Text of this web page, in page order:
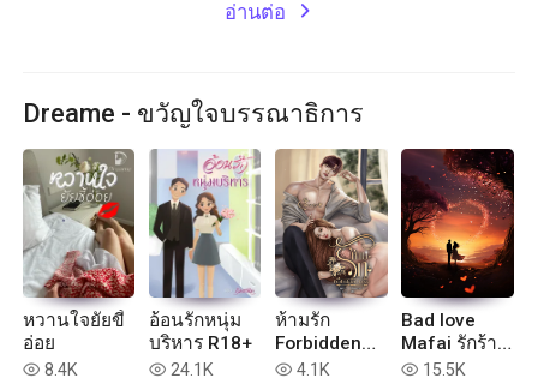
อ่านต่อ expand_more
Dreame - ขวัญใจบรรณาธิการ
หวานใจยัยขี้
อ่อย
read 8.4K
อ้อนรักหนุ่ม
บริหาร R18+
read 24.1K
ห้ามรัก
Forbidden
Love
read 4.1K
Bad love
Mafai รักร้าย
นายมาเฟีย
read 15.5K